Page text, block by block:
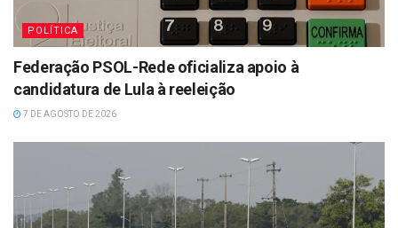
POLÍTICA
Federação PSOL-Rede oficializa apoio à
candidatura de Lula à reeleição
7 DE AGOSTO DE 2026